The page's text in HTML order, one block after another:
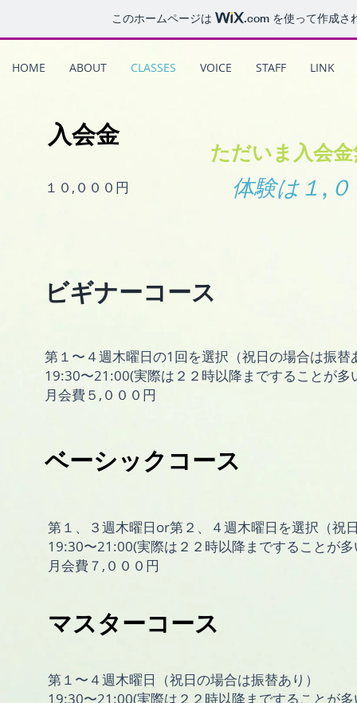
このホームページは .comを使って作成さ
HOME ABOUT CLASSES VOICE STAFF LINK
入会金
１０,０００円
ただいま入会
体験は１,
ビギナーコース
第１〜４週木曜日の1回を選択（祝日の場合は振替
​19:30〜21:00(実際は２２時以降まですることが多
​月会費５,０００円
​ベーシックコース
第１、３週木曜日or第２、４週木曜日を選択（祝
​19:30〜21:00(実際は２２時以降まですることが
​月会費７,０００円
マスターコース
第１〜４週木曜日（祝日の場合は振替あり）
19:30〜21:00(実際は２２時以降まですることが